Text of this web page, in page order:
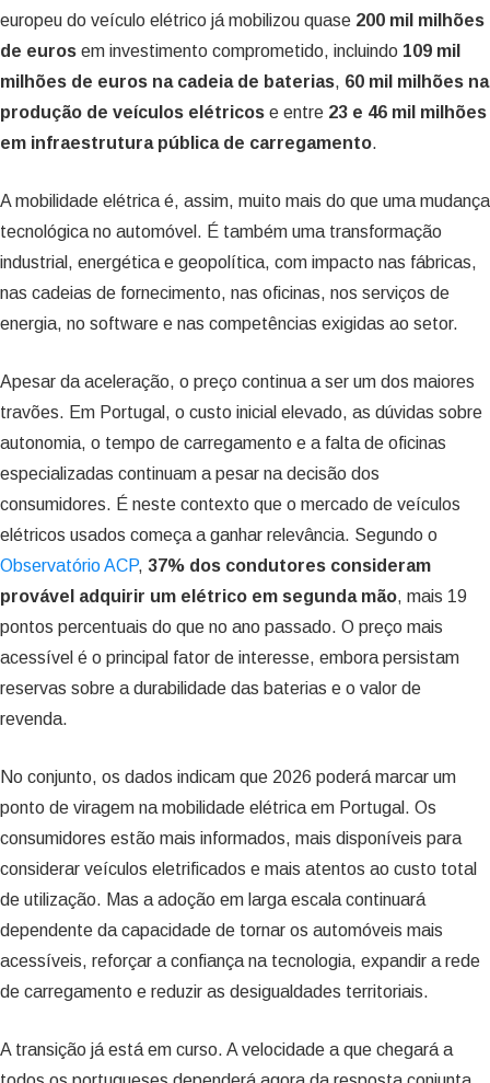
europeu do veículo elétrico já mobilizou quase 200 mil milhões
de euros em investimento comprometido, incluindo 109 mil
milhões de euros na cadeia de baterias, 60 mil milhões na
produção de veículos elétricos e entre 23 e 46 mil milhões
em infraestrutura pública de carregamento.
A mobilidade elétrica é, assim, muito mais do que uma mudança
tecnológica no automóvel. É também uma transformação
industrial, energética e geopolítica, com impacto nas fábricas,
nas cadeias de fornecimento, nas oficinas, nos serviços de
energia, no software e nas competências exigidas ao setor.
Apesar da aceleração, o preço continua a ser um dos maiores
travões. Em Portugal, o custo inicial elevado, as dúvidas sobre
autonomia, o tempo de carregamento e a falta de oficinas
especializadas continuam a pesar na decisão dos
consumidores. É neste contexto que o mercado de veículos
elétricos usados começa a ganhar relevância. Segundo o
Observatório ACP, 37% dos condutores consideram
provável adquirir um elétrico em segunda mão, mais 19
pontos percentuais do que no ano passado. O preço mais
acessível é o principal fator de interesse, embora persistam
reservas sobre a durabilidade das baterias e o valor de
revenda.
No conjunto, os dados indicam que 2026 poderá marcar um
ponto de viragem na mobilidade elétrica em Portugal. Os
consumidores estão mais informados, mais disponíveis para
considerar veículos eletrificados e mais atentos ao custo total
de utilização. Mas a adoção em larga escala continuará
dependente da capacidade de tornar os automóveis mais
acessíveis, reforçar a confiança na tecnologia, expandir a rede
de carregamento e reduzir as desigualdades territoriais.
A transição já está em curso. A velocidade a que chegará a